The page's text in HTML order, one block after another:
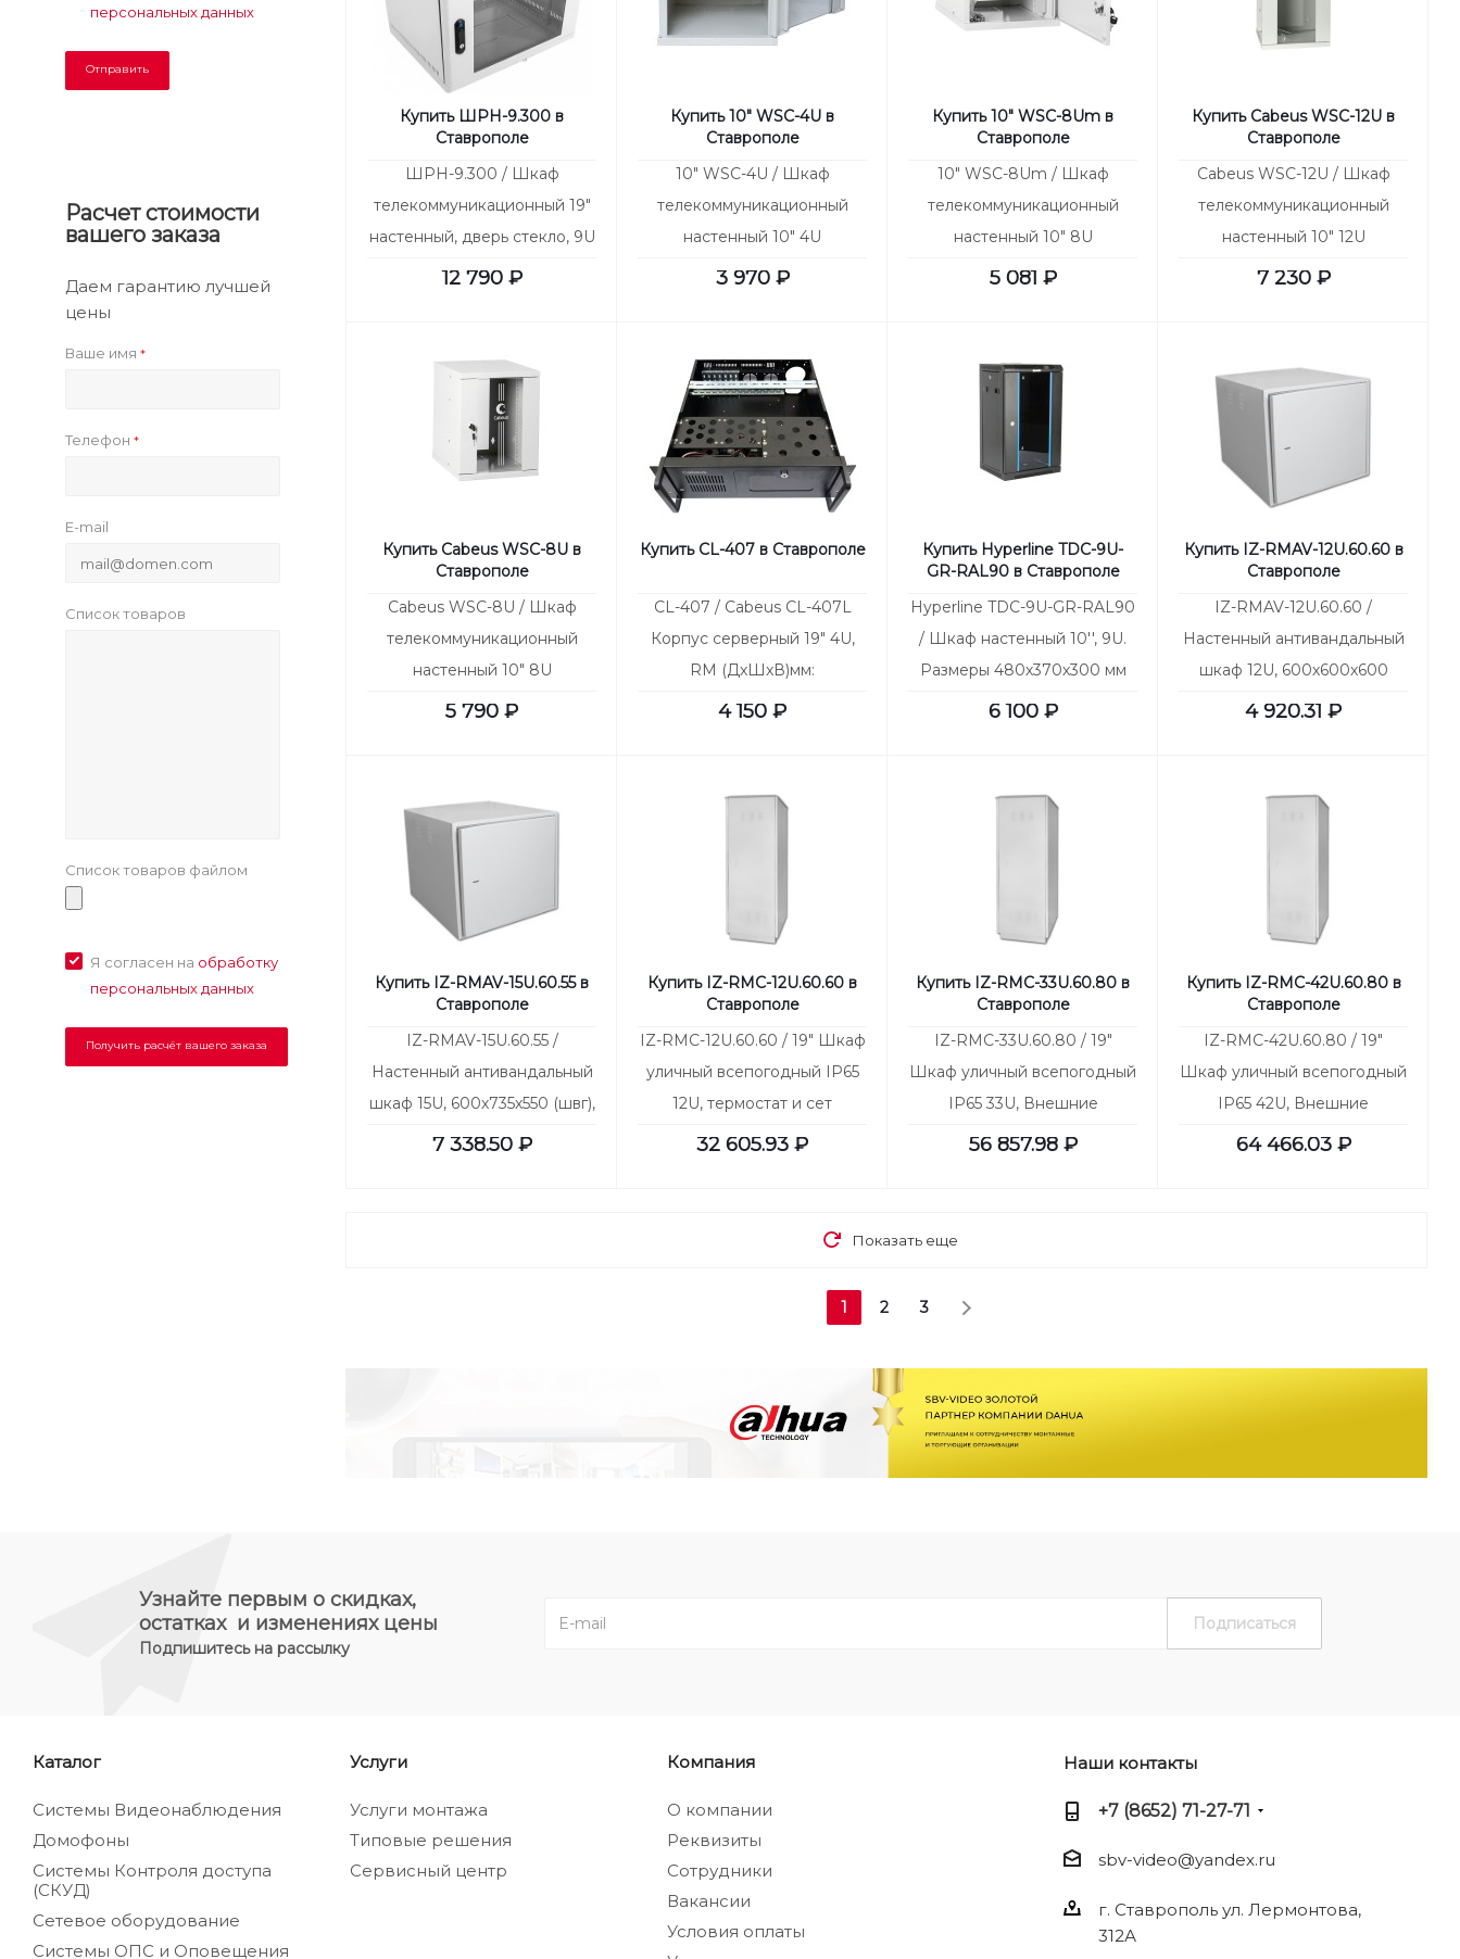
Купить ШРН-9.300 в
Ставрополе
ШРН-9.300 / Шкаф
телекоммуникационный 19"
настенный, дверь стекло, 9U
12 790₽
Купить 10" WSC-4U в
Ставрополе
10" WSC-4U / Шкаф
телекоммуникационный
настенный 10" 4U
315x325x225mm (ШхГхВ)
3 970₽
Купить 10" WSC-8Um в
Ставрополе
10" WSC-8Um / Шкаф
телекоммуникационный
настенный 10" 8U
315x325x500mm (ШхГхВ)
5 081 ₽
Купить Cabeus WSC-12U в
Ставрополе
Cabeus WSC-12U / Шкаф
телекоммуникационный
настенный 10" 12U
315x325x580mm (ШхГхВ)
7 230₽
Купить Cabeus WSC-8U в
Ставрополе
Cabeus WSC-8U / Шкаф
телекоммуникационный
настенный 10" 8U
315x325x405mm (ШхГхВ)
5 790 ₽
Купить CL-407 в Ставрополе
CL-407 / Cabeus CL-407L
Корпус cерверный 19" 4U,
RM (ДxШxВ)мм:
540x430x177,
4 150 ₽
Купить Hyperline TDC-9U-
GR-RAL90 в Ставрополе
Hyperline TDC-9U-GR-RAL90
/ Шкаф настенный 10'', 9U.
Размеры 480х370х300 мм
(ВхШхГ), уст. размер 254
6 100₽
Купить IZ-RMAV-12U.60.60 в
Ставрополе
IZ-RMAV-12U.60.60 /
Настенный антивандальный
шкаф 12U, 600х600х600
(швг), дверь на петлях
4 920.31 ₽
Купить IZ-RMAV-15U.60.55 в
Ставрополе
IZ-RMAV-15U.60.55 /
Настенный антивандальный
шкаф 15U, 600х735х550 (швг),
дверь на петлях
7 338.50₽
Купить IZ-RMC-12U.60.60 в
Ставрополе
IZ-RMC-12U.60.60 / 19" Шкаф
уличный всепогодный IP65
12U, термостат и сет
вентиляторов - в комплекте.
32 605.93 ₽
Купить IZ-RMC-33U.60.80 в
Ставрополе
IZ-RMC-33U.60.80 / 19"
Шкаф уличный всепогодный
IP65 33U, Внешние
габариты: 715х1700х860
56 857.98₽
Купить IZ-RMC-42U.60.80 в
Ставрополе
IZ-RMC-42U.60.80 / 19"
Шкаф уличный всепогодный
IP65 42U, Внешние
габариты: 715х2100х860
64 466.03₽
Показать еще
1 2 3
персональных данных
Расчет стоимости
вашего заказа
Даем гарантию лучшей
цены
Ваше имя *
Телефон *
E-mail
Список товаров
Список товаров файлом
Я согласен на обработку
персональных данных
Узнайте первым о скидках,
остатках и изменениях цены
Подпишитесь на рассылку
Каталог
Системы Видеонаблюдения
Домофоны
Системы Контроля доступа
(СКУД)
Сетевое оборудование
Системы ОПС и Оповещения
Услуги
Услуги монтажа
Типовые решения
Сервисный центр
Компания
О компании
Реквизиты
Сотрудники
Вакансии
Условия оплаты
Наши контакты
+7 (8652) 71-27-71
sbv-video@yandex.ru
г. Ставрополь ул. Лермонтова,
312А